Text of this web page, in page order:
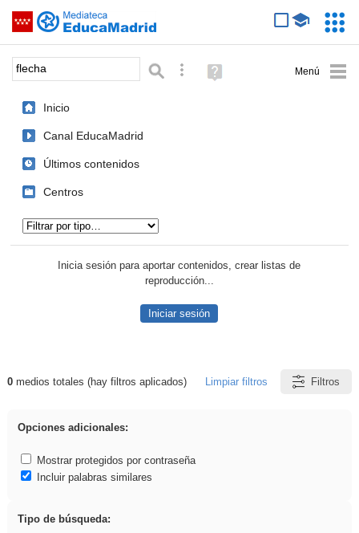
Saltar navegación
Palabra o frase: Búsqueda avanzada
Ayuda
(en
Inicio
Canal EducaMadrid
Últimos contenidos
Centros
Inicia sesión para aportar contenidos, crear listas de
reproducción...
Iniciar sesión
Resultados de: flecha
0medios totales (hay filtros aplicados) Limpiar filtros Filtros
Opciones adicionales:
Mostrar protegidos por contraseña
Incluir palabras similares
Tipo de búsqueda: